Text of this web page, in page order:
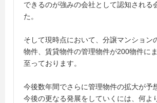
できるのが強みの会社として認知される
た。
そして現時点において、分譲マンション
物件、賃貸物件の管理物件が200物件に
至っております。
今後数年間でさらに管理物件の拡大が予
今後の更なる発展をしていくには、何よ